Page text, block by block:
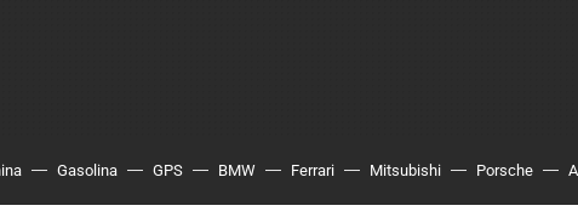
Gasolina GPS BMW Ferrari Mitsubishi Porsche